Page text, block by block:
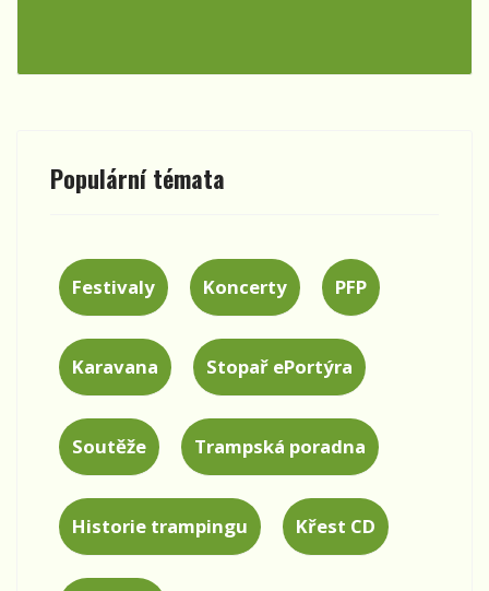
Populární témata
Festivaly Koncerty PFP
Karavana Stopař ePortýra
Soutěže Trampská poradna
Historie trampingu Křest CD